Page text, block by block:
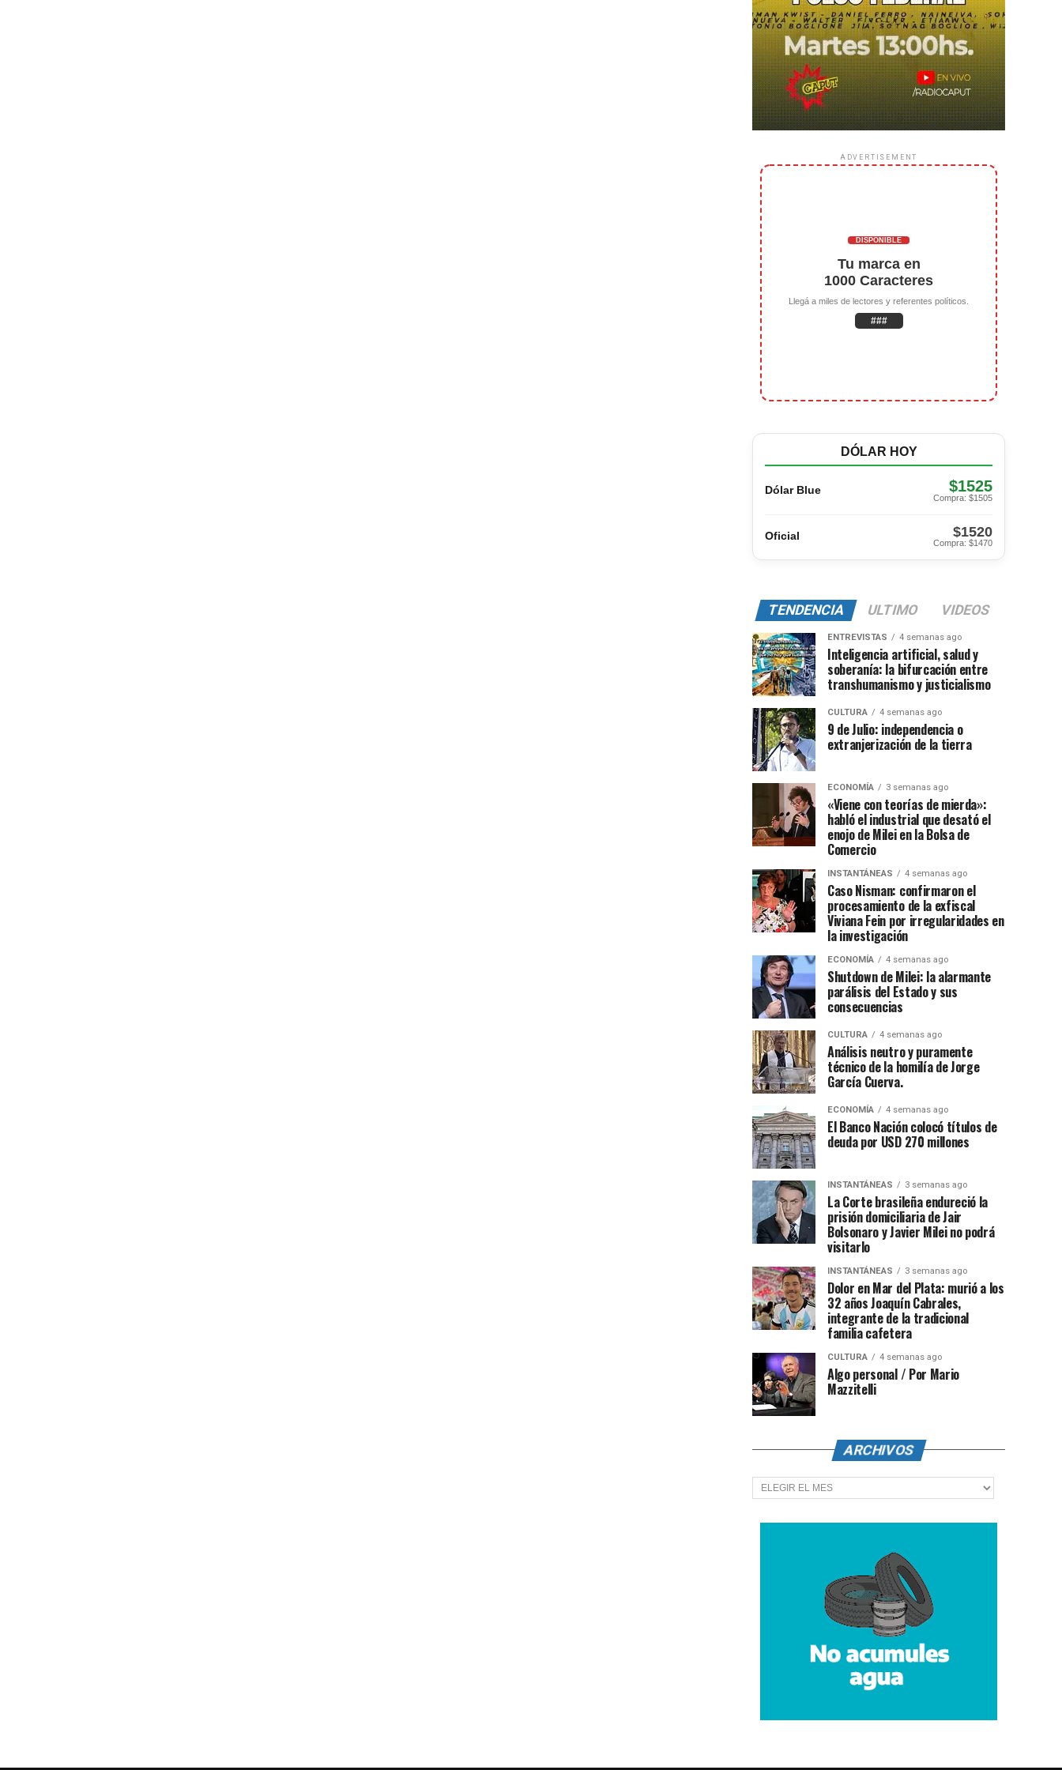
ADVERTISEMENT
DISPONIBLE
Tu marca en
1000 Caracteres
Llegá a miles de lectores y referentes políticos.
###
DÓLAR HOY
Dólar Blue $1525
Compra: $1505
Oficial $1520
Compra: $1470
TENDENCIA ULTIMO VIDEOS
ENTREVISTAS 4 semanas ago
Inteligencia artificial, salud y
soberanía: la bifurcación entre
transhumanismo y justicialismo
CULTURA 4 semanas ago
9 de Julio: independencia o
extranjerización de la tierra
ECONOMÍA 3 semanas ago
«Viene con teorías de mierda»:
habló el industrial que desató el
enojo de Milei en la Bolsa de
Comercio
INSTANTÁNEAS 4 semanas ago
Caso Nisman: confirmaron el
procesamiento de la exfiscal
Viviana Fein por irregularidades en
la investigación
ECONOMÍA 4 semanas ago
Shutdown de Milei: la alarmante
parálisis del Estado y sus
consecuencias
CULTURA 4 semanas ago
Análisis neutro y puramente
técnico de la homilía de Jorge
García Cuerva.
ECONOMÍA 4 semanas ago
El Banco Nación colocó títulos de
deuda por USD 270 millones
INSTANTÁNEAS 3 semanas ago
La Corte brasileña endureció la
prisión domiciliaria de Jair
Bolsonaro y Javier Milei no podrá
visitarlo
INSTANTÁNEAS 3 semanas ago
Dolor en Mar del Plata: murió a los
32 años Joaquín Cabrales,
integrante de la tradicional
familia cafetera
CULTURA 4 semanas ago
Algo personal / Por Mario
Mazzitelli
ARCHIVOS
Archivos